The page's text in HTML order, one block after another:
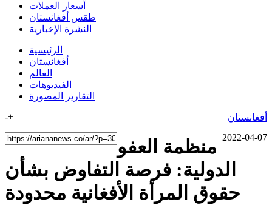
أسعار العملات
طقس أفغانستان
النشرة الإخبارية
الرئيسية
أفغانستان
العالم
الفیدیوهات
التقاریر المصورة
أفغانستان -+
2022-04-07
منظمة العفو
الدولية: فرصة التفاوض بشأن
حقوق المرأة الأفغانية محدودة